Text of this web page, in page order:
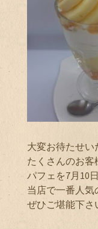
大変お待たせい
たくさんのお
パフェを7月10
当店で一番人
ぜひご堪能下さ